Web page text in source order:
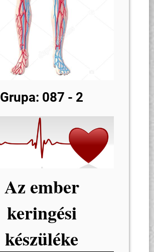
Grupa: 087 - 2
Az ember
keringési
készüléke